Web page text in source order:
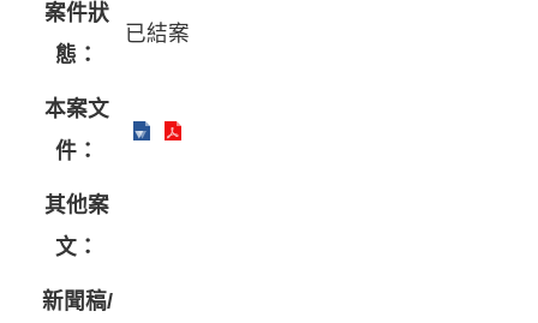
案件狀
態：
已結案
本案文
件：
其他案
文：
新聞稿/